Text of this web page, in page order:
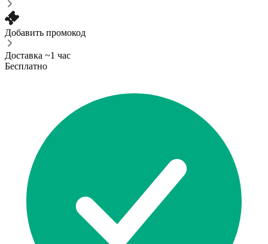
Добавить промокод
Доставка ~1 час
Бесплатно